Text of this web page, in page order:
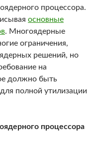
процессора.
основные
. Многоядерные
ограничения,
решений, но
на
должно быть
полной утилизации
процессора